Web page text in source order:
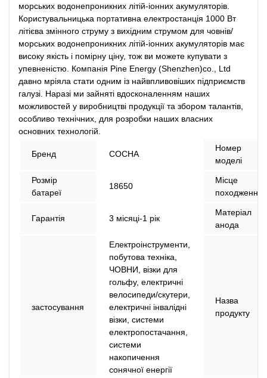
морських водонепроникних літій-іонних акумуляторів.
Користувальницька портативна електростанція 1000 Вт
літієва змінного струму з вихідним струмом для човнів/
морських водонепроникних літій-іонних акумуляторів має
високу якість і помірну ціну, тож ви можете купувати з
упевненістю. Компанія Pine Energy (Shenzhen)co., Ltd
давно мріяла стати одним із найвпливовіших підприємств
галузі. Наразі ми зайняті вдосконаленням наших
можливостей у виробництві продукції та збором талантів,
особливо технічних, для розробки наших власних
основних технологій.
Бренд СОСНА
Номер
моделі
Розмір
батареї
18650
Місце
походження
Гарантія 3 місяці-1 рік
Матеріал
анода
застосування
Електроінструменти,
побутова техніка,
ЧОВНИ, візки для
гольфу, електричні
велосипеди/скутери,
електричні інвалідні
візки, системи
електропостачання,
системи
накопичення
сонячної енергії
Назва
продукту